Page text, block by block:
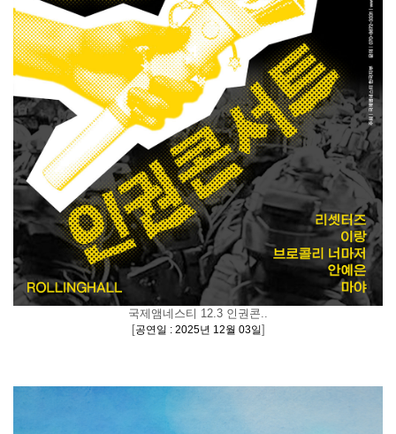
국제앰네스티 12.3 인권콘..
[공연일 : 2025년 12월 03일]